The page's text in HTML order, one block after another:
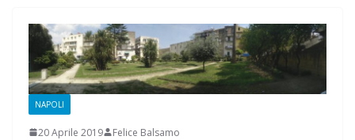
NAPOLI
20 Aprile 2019 Felice Balsamo